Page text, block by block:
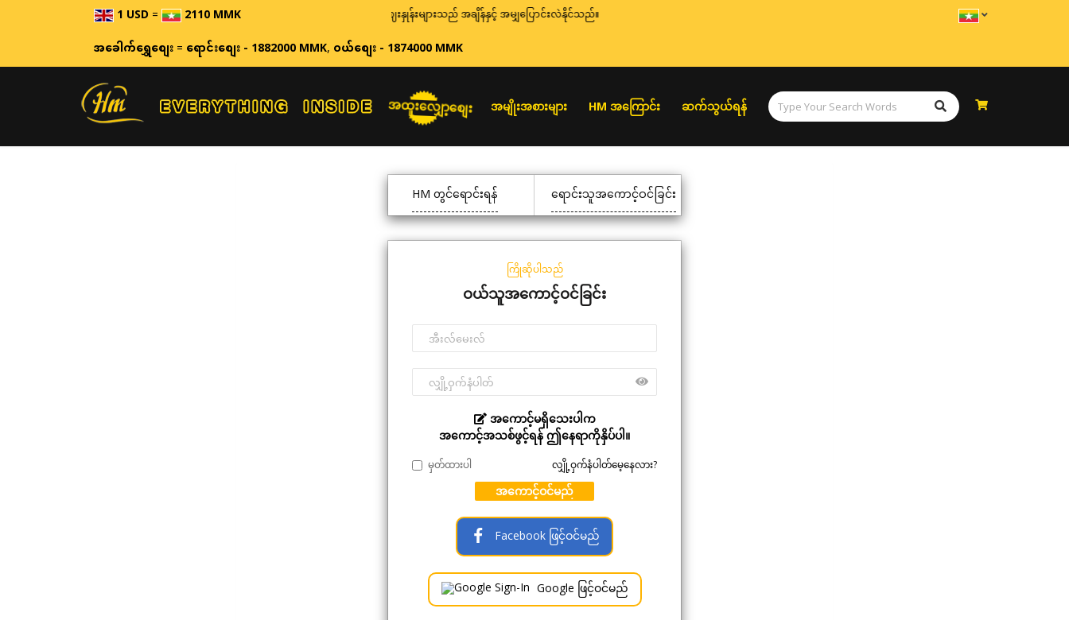
1 USD= 2110 MMK ဈေးနှုန်းများသည် အချိန်နှင့် အမျှပြောင်းလဲနိုင်သည်။
အခေါက်ရွှေစျေး=ရောင်းစျေး - 1882000 MMK,ဝယ်စျေး - 1874000 MMK
အထူးလျှော့စျေး အမျိုးအစားများ HM အကြောင်း ဆက်သွယ်ရန်
HM တွင်ရောင်းရန် ရောင်းသူအကောင့်ဝင်ခြင်း
ကြိုဆိုပါသည်
ဝယ်သူအကောင့်ဝင်ခြင်း
အကောင့်မရှိသေးပါက
အကောင့်အသစ်ဖွင့်ရန် ဤနေရာကိုနှိပ်ပါ။
မှတ်ထားပါ လျှို့ဝှက်နံပါတ်မေ့နေလား?
အကောင့်ဝင်မည်
Facebook ဖြင့်ဝင်မည်
Google ဖြင့်ဝင်မည်